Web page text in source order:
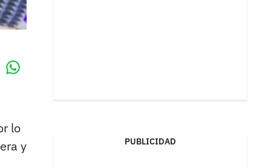
lo
y
PUBLICIDAD